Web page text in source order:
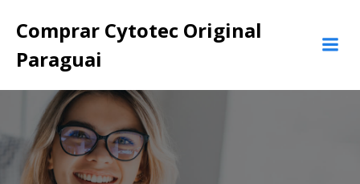
para
Comprar Cytotec Original
Paraguai